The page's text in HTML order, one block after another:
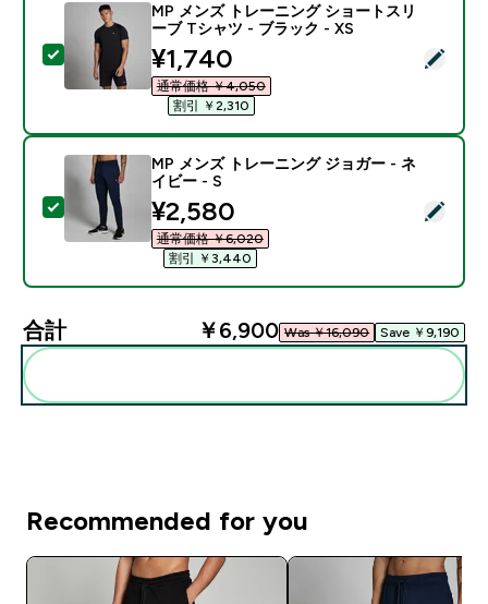
この商品を選択 - MP メンズ トレーニング ショート
MP メンズ トレーニング ショートスリ
ーブ Tシャツ - ブラック - XS
discounted price
¥1,740‎
通常価格 ￥4,050‎
割引 ￥2,310‎
この商品を選択 - MP メンズ トレーニング ジョガー -
MP メンズ トレーニング ジョガー - ネ
イビー - S
discounted price
¥2,580‎
通常価格 ￥6,020‎
割引 ￥3,440‎
合計 ￥6,900‎ Was ￥16,090‎ Save ￥9,190‎
Recommended for you